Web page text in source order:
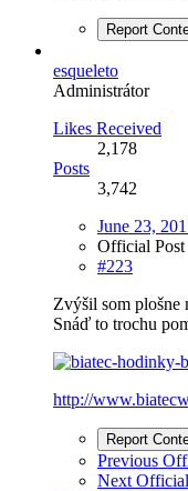
Report
esqueleto
Administrátor
Likes Received
2,178
Posts
3,742
June 23,
Official Post
#223
Zvýšil som
Snáď to trochu
http://
Report
Previous
Next